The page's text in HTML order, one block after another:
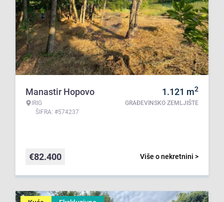
Manastir Hopovo
IRIG
ŠIFRA: #574237
1.121 m2
GRAĐEVINSKO ZEMLJIŠTE
Više o nekretnini >
€82.400